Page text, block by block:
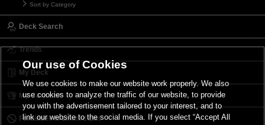
Sort by Category
Deck Search
Trends
My Deck
My Card List
Forbidden & Limited List
Our use of Cookies
We use cookies to make our website work properly. We also
use cookies to analyze the traffic of our website, to provide
you with the advertisement tailored to your interest, and to
link our website to the social media. If you select “Accept All